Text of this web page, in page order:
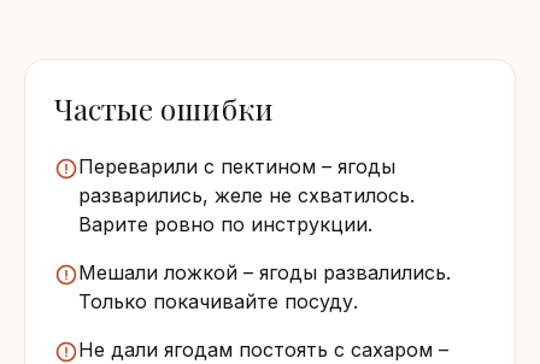
Частые ошибки
Переварили с пектином – ягоды
разварились, желе не схватилось.
Варите ровно по инструкции.
Мешали ложкой – ягоды развалились.
Только покачивайте посуду.
Не дали ягодам постоять с сахаром –